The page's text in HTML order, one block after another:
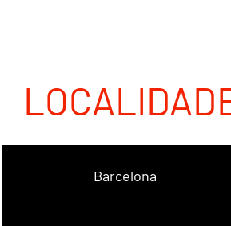
Barcelona